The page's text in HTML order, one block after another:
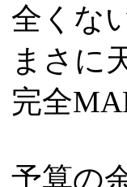
全くな
まさに
完全
予算の